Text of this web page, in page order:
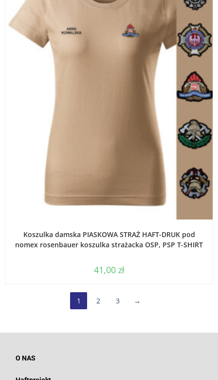
Koszulka damska PIASKOWA STRAŻ HAFT-DRUK pod
nomex rosenbauer koszulka strażacka OSP, PSP T-SHIRT
41,00 zł
1 2 3 →
O NAS